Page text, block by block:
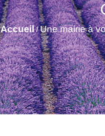
Accueil/Une mairie à